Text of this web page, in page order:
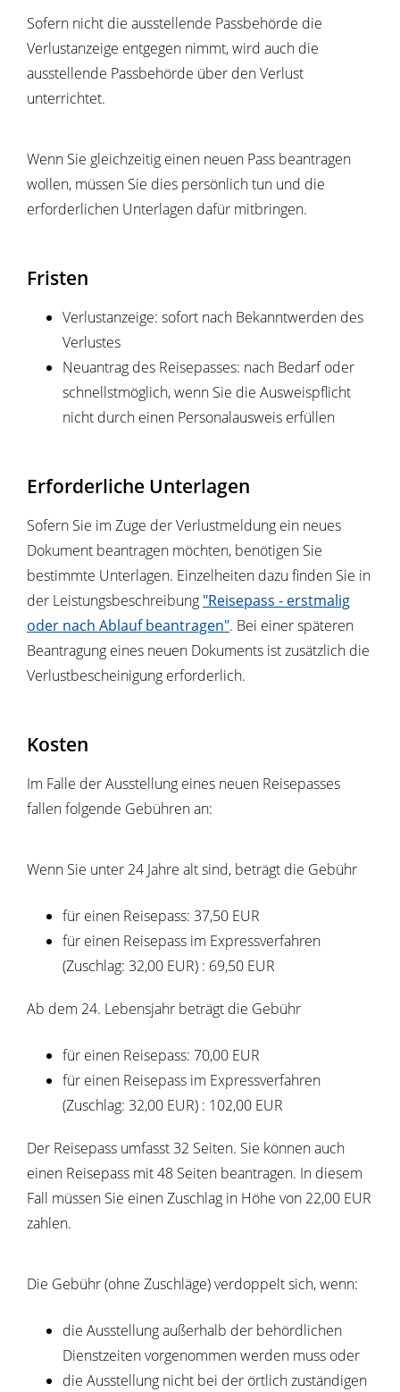
Sofern nicht die ausstellende Passbehörde die
Verlustanzeige entgegen nimmt, wird auch die
ausstellende Passbehörde über den Verlust
unterrichtet.
Wenn Sie gleichzeitig einen neuen Pass beantragen
wollen, müssen Sie dies persönlich tun und die
erforderlichen Unterlagen dafür mitbringen.
Fristen
Verlustanzeige: sofort nach Bekanntwerden des
Verlustes
Neuantrag des Reisepasses: nach Bedarf oder
schnellstmöglich, wenn Sie die Ausweispflicht
nicht durch einen Personalausweis erfüllen
Erforderliche Unterlagen
Sofern Sie im Zuge der Verlustmeldung ein neues
Dokument beantragen möchten, benötigen Sie
bestimmte Unterlagen. Einzelheiten dazu finden Sie in
der Leistungsbeschreibung "Reisepass - erstmalig
oder nach Ablauf beantragen". Bei einer späteren
Beantragung eines neuen Dokuments ist zusätzlich die
Verlustbescheinigung erforderlich.
Kosten
Im Falle der Ausstellung eines neuen Reisepasses
fallen folgende Gebühren an:
Wenn Sie unter 24 Jahre alt sind, beträgt die Gebühr
für einen Reisepass: 37,50 EUR
für einen Reisepass im Expressverfahren
(Zuschlag: 32,00 EUR) : 69,50 EUR
Ab dem 24. Lebensjahr beträgt die Gebühr
für einen Reisepass: 70,00 EUR
für einen Reisepass im Expressverfahren
(Zuschlag: 32,00 EUR) : 102,00 EUR
Der Reisepass umfasst 32 Seiten. Sie können auch
einen Reisepass mit 48 Seiten beantragen. In diesem
Fall müssen Sie einen Zuschlag in Höhe von 22,00 EUR
zahlen.
Die Gebühr (ohne Zuschläge) verdoppelt sich, wenn:
die Ausstellung außerhalb der behördlichen
Dienstzeiten vorgenommen werden muss oder
die Ausstellung nicht bei der örtlich zuständigen